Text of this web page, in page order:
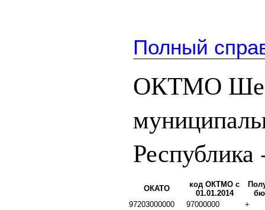
Полный
ОКТМО
ОКАТО
код ОКТМО с
01.01.2014
97203000000
97000000
+